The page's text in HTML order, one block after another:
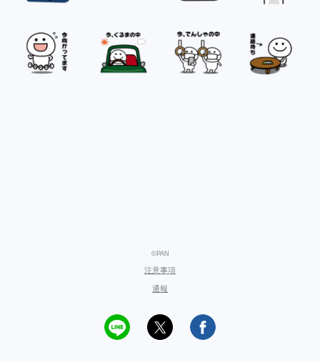
©PAN
注意事項
通報